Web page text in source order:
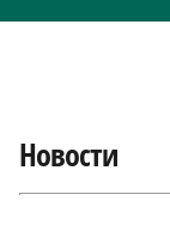
Новости